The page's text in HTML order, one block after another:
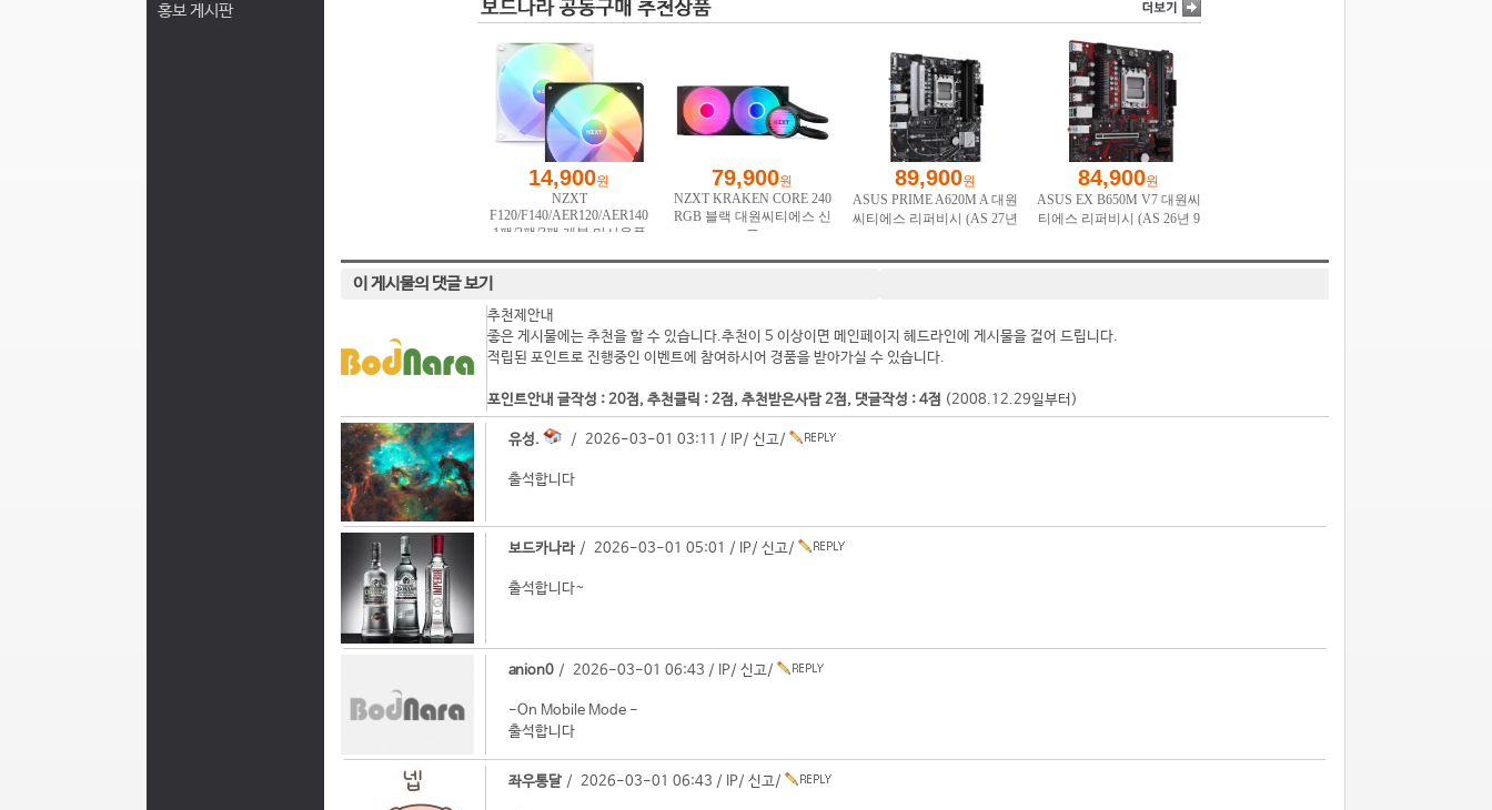
홍보 게시판
이 게시물의 댓글 보기
추천제안내
좋은 게시물에는 추천을 할 수 있습니다.추천이 5 이상이면 메인페이지 헤드라인에 게시물을 걸어 드립니다.
적립된 포인트로 진행중인 이벤트에 참여하시어 경품을 받아가실 수 있습니다.
포인트안내 글작성 : 20점, 추천클릭 : 2점, 추천받은사람 2점, 댓글작성 : 4점 (2008.12.29일부터)
유성. / 2026-03-01 03:11 / IP/ 신고/
출석합니다
보드카나라 / 2026-03-01 05:01 / IP/ 신고/
출석합니다~
anion0 / 2026-03-01 06:43 / IP/ 신고/
-On Mobile Mode -
출석합니다
좌우통달 / 2026-03-01 06:43 / IP/ 신고/